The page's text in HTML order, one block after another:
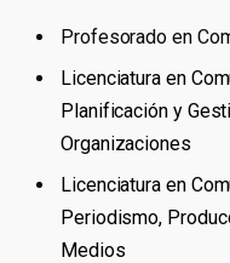
Profesorado en
Licenciatura en
Planificación y
Organizaciones
Licenciatura en
Periodismo,
Medios